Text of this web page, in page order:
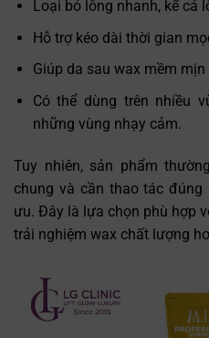
Loại bỏ lông nhanh, kể cả
Hỗ trợ kéo dài thời gian
Giúp da sau wax mềm
Có thể dùng trên nhiều
những vùng nhạy cảm.
Tuy nhiên, sản phẩm
chung và cần thao tác
ưu. Đây là lựa chọn phù hợp
trải nghiệm wax chất lượng